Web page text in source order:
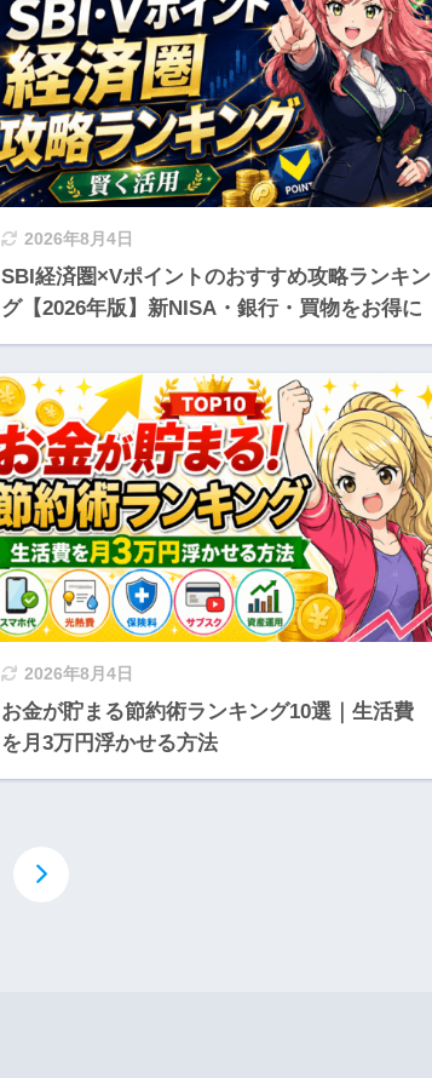
2026年8月4日
SBI経済圏×Vポイントのおすすめ攻略ランキン
グ【2026年版】新NISA・銀行・買物をお得に
2026年8月4日
お金が貯まる節約術ランキング10選｜生活費
を月3万円浮かせる方法